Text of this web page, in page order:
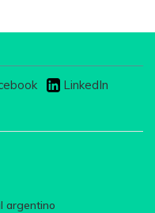
LinkedIn
argentino